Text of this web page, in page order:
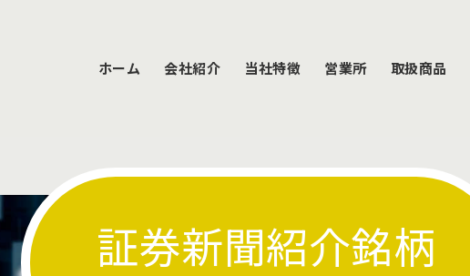
ホーム 会社紹介 当社特徴 営業所 取扱商品
証券新聞紹介銘柄